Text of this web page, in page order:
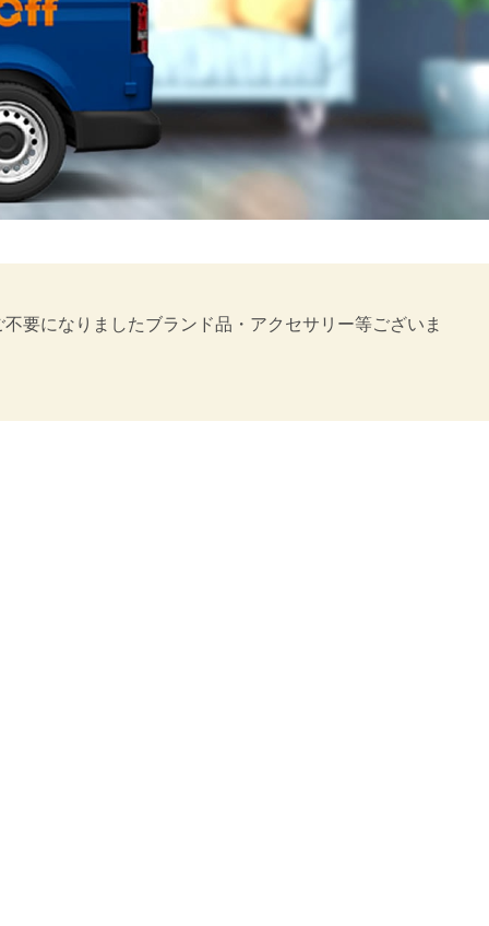
要になりましたブランド品・アクセサリー等ございま